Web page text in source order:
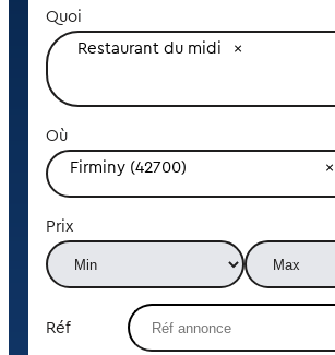
Quoi
Restaurant du midi
Où
Firminy (42700)
Prix
Réf